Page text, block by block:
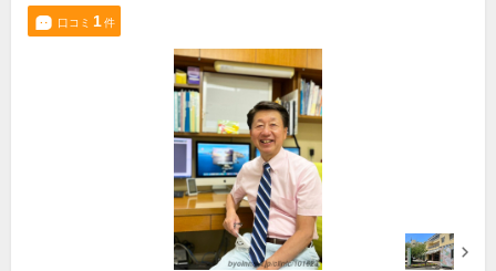
口コミ 1件